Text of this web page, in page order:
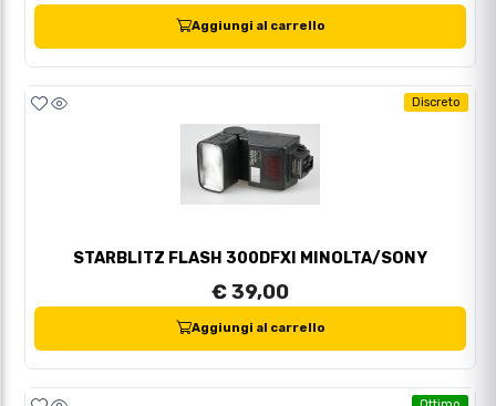
Aggiungi al carrello
Discreto
STARBLITZ FLASH 300DFXI MINOLTA/SONY
€ 39,00
Aggiungi al carrello